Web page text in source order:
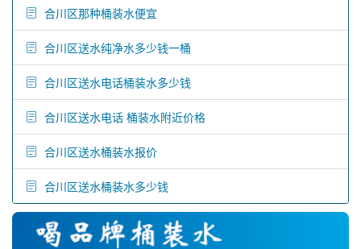
合川区那种桶装水便宜
合川区送水纯净水多少钱一桶
合川区送水电话桶装水多少钱
合川区送水电话 桶装水附近价格
合川区送水桶装水报价
合川区送水桶装水多少钱